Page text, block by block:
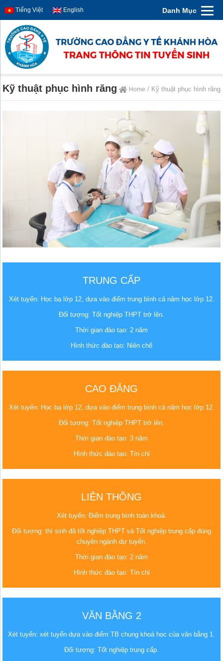
Tiếng Việt English Danh Mục
Kỹ thuật phục hình răng Home / Kỹ thuật phục hình răng
TRUNG CẤP
Xét tuyển: Học bạ lớp 12, dựa vào điểm trung bình cả năm học lớp 12.
Đối tượng: Tốt nghiệp THPT trở lên.
Thời gian đào tạo: 2 năm
Hình thức đào tạo: Niên chế
CAO ĐẲNG
Xét tuyển: Học bạ lớp 12, dựa vào điểm trung bình cả năm học lớp 12.
Đối tượng: Tốt nghiệp THPT trở lên.
Thời gian đào tạo: 3 năm
Hình thức đào tạo: Tín chỉ
LIÊN THÔNG
Xét tuyển: Điểm trung bình toàn khoá.
Đối tượng: thí sinh đã tốt nghiệp THPT và Tốt nghiệp trung cấp đúng
chuyên ngành dự tuyển.
Thời gian đào tạo: 2 năm
Hình thức đào tạo: Tín chỉ
VĂN BẰNG 2
Xét tuyển: xét tuyển dựa vào điểm TB chung khoá học của văn bằng 1.
Đối tượng: Tốt nghiệp trung cấp.